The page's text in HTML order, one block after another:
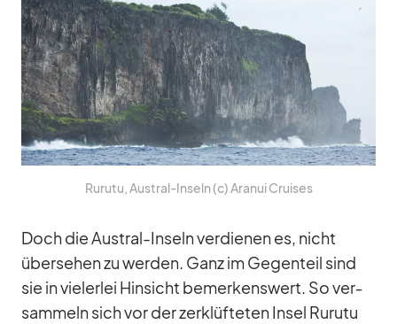
Ru­rutu, Aus­tral-In­seln (c) Ara­nui Crui­ses
Doch die Aus­tral-In­seln ver­die­nen es, nicht
über­se­hen zu wer­den. Ganz im Ge­gen­teil sind
sie in vie­ler­lei Hin­sicht be­mer­kens­wert. So ver­
sam­meln sich vor der zer­klüf­te­ten In­sel Ru­rutu